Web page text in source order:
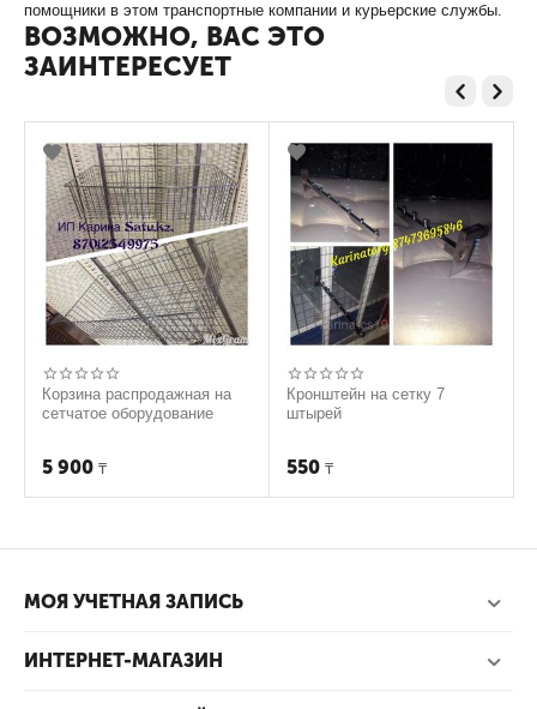
помощники в этом транспортные компании и курьерские службы.
ВОЗМОЖНО, ВАС ЭТО
ЗАИНТЕРЕСУЕТ
Корзина распродажная на
сетчатое оборудование
5 900 ₸
Кронштейн на сетку 7
штырей
550 ₸
МОЯ УЧЕТНАЯ ЗАПИСЬ
ИНТЕРНЕТ-МАГАЗИН